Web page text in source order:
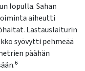
lopulla. Sahan
aiheutti
Lastauslaiturin
syövytti pehmeää
päähän
6